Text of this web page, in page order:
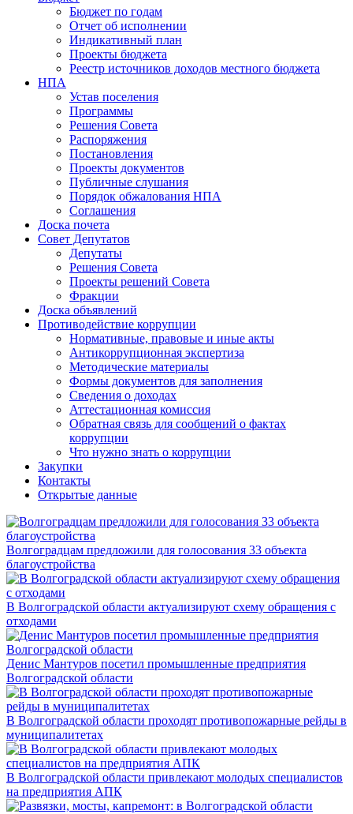
Бюджет по годам
Отчет об исполнении
Индикативный план
Проекты бюджета
Реестр источников доходов местного бюджета
НПА
Устав поселения
Программы
Решения Совета
Распоряжения
Постановления
Проекты документов
Публичные слушания
Порядок обжалования НПА
Соглашения
Доска почета
Совет Депутатов
Депутаты
Решения Совета
Проекты решений Совета
Фракции
Доска объявлений
Противодействие коррупции
Нормативные, правовые и иные акты
Антикоррупционная экспертиза
Методические материалы
Формы документов для заполнения
Сведения о доходах
Аттестационная комиссия
Обратная связь для сообщений о фактах
коррупции
Что нужно знать о коррупции
Закупки
Контакты
Открытые данные
Волгоградцам предложили для голосования 33 объекта
благоустройства
В Волгоградской области актуализируют схему обращения с
отходами
Денис Мантуров посетил промышленные предприятия
Волгоградской области
В Волгоградской области проходят противопожарные рейды в
муниципалитетах
В Волгоградской области привлекают молодых специалистов
на предприятия АПК